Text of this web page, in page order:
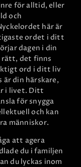
för alltid, eller
och
här är
ordet i ditt
dagen i din
rätt, det finns
ord i ditt liv
är din härskare,
i livet. Ditt
för snygga
och kan
människor.
att agera
du i familjen
du lyckas inom